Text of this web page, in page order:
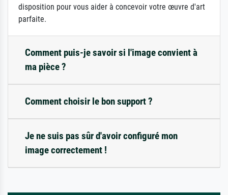
disposition pour vous aider à concevoir votre œuvre d'art
parfaite.
Comment puis-je savoir si l'image convient à
ma pièce ?
Comment choisir le bon support ?
Je ne suis pas sûr d'avoir configuré mon
image correctement !